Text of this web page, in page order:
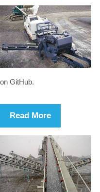
on GitHub.
Read More